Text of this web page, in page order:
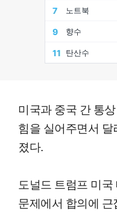
미국과 중국 간 통
힘을 실어주면서
졌다.
도널드 트럼프 미
문제에서 합의에